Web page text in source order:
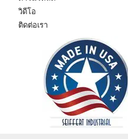
วิดีโอ
ติดต่อเรา